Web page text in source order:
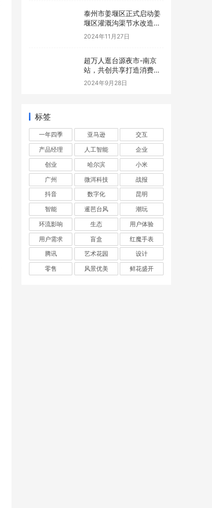
泰州市姜堰区正式启动姜
堰区灌溉沟渠节水改造提
升项目，强化节水属性！
2024年11月27日
超万人逛台源夜市-南京
站，共创共享打造消费新
场景
2024年9月28日
标签
一年四季 亚马逊
交互
产品经理
人工智能
企业
创业
哈尔滨
小米
广州
微洱科技
战报
抖音
数字化
昆明
智能
暹芭台风
潮玩
环流影响
生态
用户体验
用户需求
盲盒
红魔手表
腾讯
艺术花园
设计
零售
风景优美 鲜花盛开